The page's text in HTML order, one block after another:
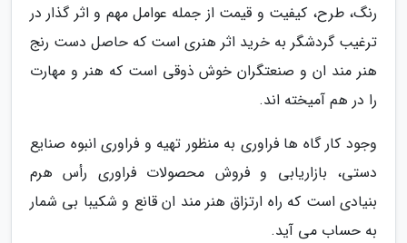
رنگ، طرح، کیفیت و قیمت از جمله عوامل مهم و اثر گذار در
ترغیب گردشگر به خرید اثر هنری است که حاصل دست رنج
هنر مند ان و صنعتگران خوش ذوقی است که هنر و مهارت
را در هم آمیخته اند.
وجود کار گاه ها فراوری به منظور تهیه و فراوری انبوه صنایع
دستی، بازاریابی و فروش محصولات فراوری رأس هرم
بنیادی است که راه ارتزاق هنر مند ان قانع و شکیبا بی شمار
به حساب می آید.